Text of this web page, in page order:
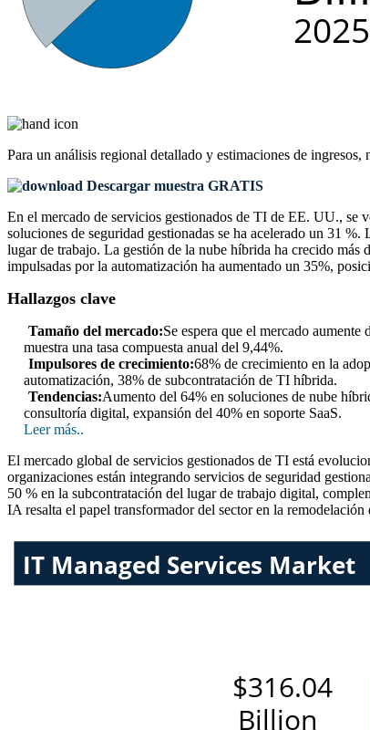
Para un análisis regional detallado y estimaciones de ingresos,
Descargar muestra GRATIS
En el mercado de servicios gestionados de TI de EE. UU., se
soluciones de seguridad gestionadas se ha acelerado un 31
lugar de trabajo. La gestión de la nube híbrida ha crecido más
impulsadas por la automatización ha aumentado un 35%,
Hallazgos clave
Tamaño del mercado:Se espera que el mercado
muestra una tasa compuesta anual del 9,44%.
Impulsores de crecimiento:68% de crecimiento en la
automatización, 38% de subcontratación de TI híbrida.
Tendencias:Aumento del 64% en soluciones de nube
consultoría digital, expansión del 40% en soporte SaaS.
Leer más..
El mercado global de servicios gestionados de TI está
organizaciones están integrando servicios de seguridad
50 % en la subcontratación del lugar de trabajo digital,
IA resalta el papel transformador del sector en la